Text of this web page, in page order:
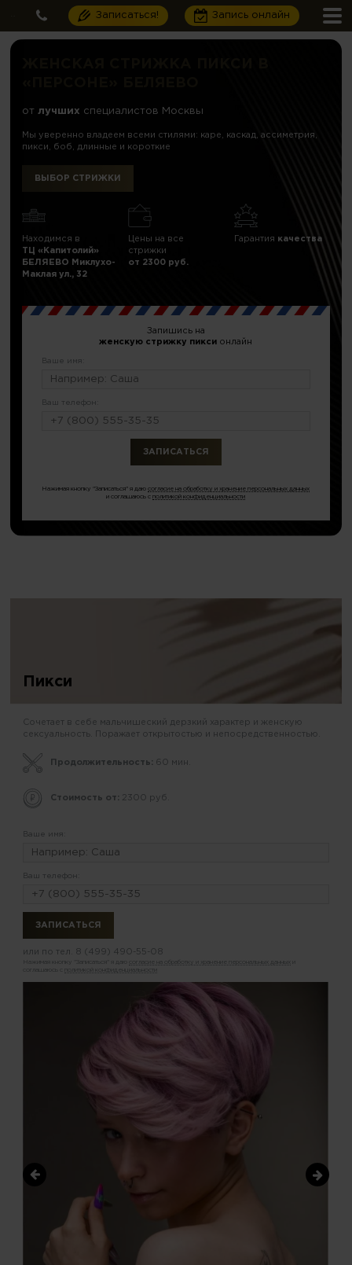
Записаться! Запись онлайн
от лучших специалистов Москвы
Мы уверенно владеем всеми стилями: каре, каскад, ассиметрия,
пикси, боб, длинные и короткие
ВЫБОР СТРИЖКИ
Находимся в
ТЦ «Капитолий»
БЕЛЯЕВО Миклухо-
Маклая ул., 32
Цены на все
стрижки
от 2300 руб.
Гарантия качества
Запишись на
женскую стрижку пикси онлайн
Ваше имя:
Ваш телефон:
Нажимая кнопку "Записаться" я даюсогласие на обработку и хранение персональных данных
и соглашаюсь сполитикой конфиденциальности
Пикси
Сочетает в себе мальчишеский дерзкий характер и женскую
сексуальность. Поражает открытостью и непосредственностью.
Продолжительность: 60 мин.
Стоимость от: 2300 руб.
Ваше имя:
Ваш телефон:
или по тел. 8 (499) 490-55-08
Нажимая кнопку "Записаться" я даю согласие на обработку и хранение персональных данных
политикой конфиденциальности